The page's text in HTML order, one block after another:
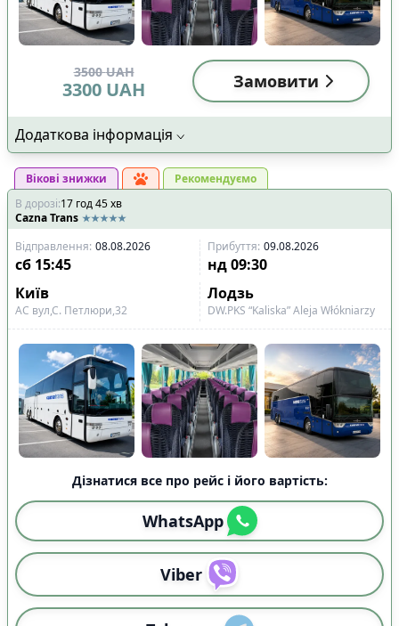
3500 UAH
3300 UAH Замовити
Додаткова інформація
Вікові знижки
Рекомендуємо
В дорозі:17 год45хв
Cazna Trans
Відправлення: 08.08.2026 Прибуття: 09.08.2026
сб 15:45 нд 09:30
Київ
Лодзь
АС вул,С. Петлюри,32 DW.PKS “Kaliska” Aleja Włókniarzy
Дізнатися все про рейс і його вартість:
WhatsApp
Viber